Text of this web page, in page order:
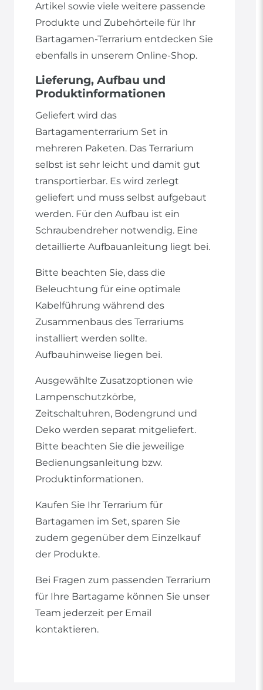
Artikel sowie viele weitere passende
Produkte und Zubehörteile für Ihr
Bartagamen-Terrarium entdecken Sie
ebenfalls in unserem Online-Shop.
Lieferung, Aufbau und
Produktinformationen
Geliefert wird das
Bartagamenterrarium Set in
mehreren Paketen. Das Terrarium
selbst ist sehr leicht und damit gut
transportierbar. Es wird zerlegt
geliefert und muss selbst aufgebaut
werden. Für den Aufbau ist ein
Schraubendreher notwendig. Eine
detaillierte Aufbauanleitung liegt bei.
Bitte beachten Sie, dass die
Beleuchtung für eine optimale
Kabelführung während des
Zusammenbaus des Terrariums
installiert werden sollte.
Aufbauhinweise liegen bei.
Ausgewählte Zusatzoptionen wie
Lampenschutzkörbe,
Zeitschaltuhren, Bodengrund und
Deko werden separat mitgeliefert.
Bitte beachten Sie die jeweilige
Bedienungsanleitung bzw.
Produktinformationen.
Kaufen Sie Ihr Terrarium für
Bartagamen im Set, sparen Sie
zudem gegenüber dem Einzelkauf
der Produkte.
Bei Fragen zum passenden Terrarium
für Ihre Bartagame können Sie unser
Team jederzeit per Email
kontaktieren.